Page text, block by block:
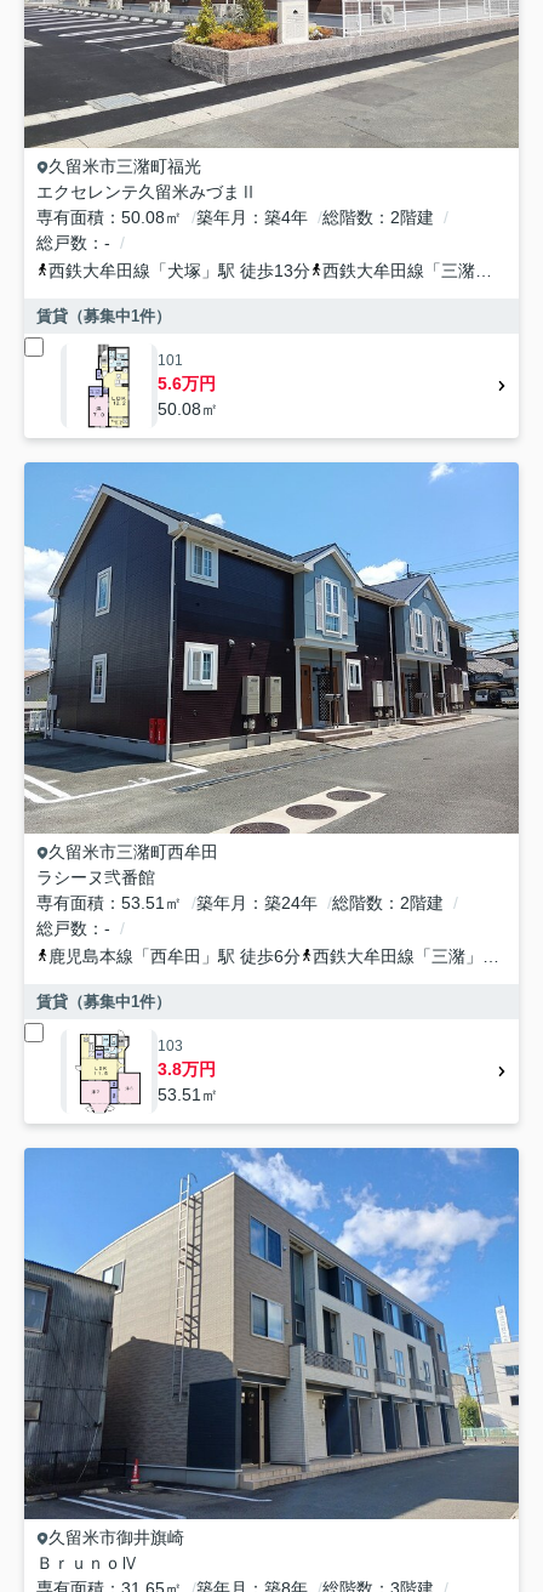
久留米市三潴町福光
エクセレンテ久留米みづまⅡ
専有面積
50.08㎡ 築年月 築4年 総階数
2階建
総戸数
-
西鉄大牟田線 「犬塚 」駅 徒歩13分 西鉄大牟田線 「三潴
賃貸（募集中1件）
101
5.6万円
50.08㎡
久留米市三潴町西牟田
ラシーヌ弐番館
専有面積
53.51㎡ 築年月 築24年 総階数
2階建
総戸数
-
鹿児島本線 「西牟田 」駅 徒歩6分 西鉄大牟田線 「三潴 」駅 徒歩39分
賃貸（募集中1件）
103
3.8万円
53.51㎡
久留米市御井旗崎
ＢｒｕｎｏⅣ